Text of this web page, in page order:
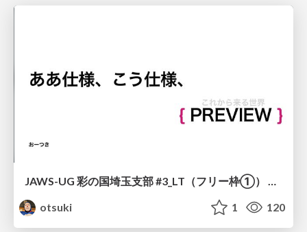
JAWS-UG 彩の国埼玉支部 #3_LT（フリー枠①） ああ仕様、こう仕様。これから来る世界
otsuki
1 120